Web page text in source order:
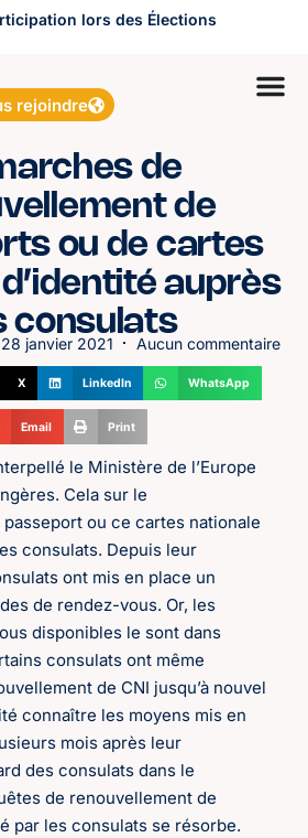
lors des Élections
rejoindre
de
de
ou de cartes
auprès
consulats
28 janvier 2021 Aucun commentaire
X LinkedIn WhatsApp
Email Print
le Ministère de l’Europe
Cela sur le
ou ce cartes nationale
consulats. Depuis leur
ont mis en place un
de rendez-vous. Or, les
disponibles le sont dans
consulats ont même
de CNI jusqu’à nouvel
connaître les moyens mis en
mois après leur
des consulats dans le
de renouvellement de
par les consulats se résorbe.